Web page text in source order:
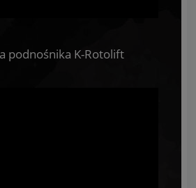
podnośnika K-Rotolift